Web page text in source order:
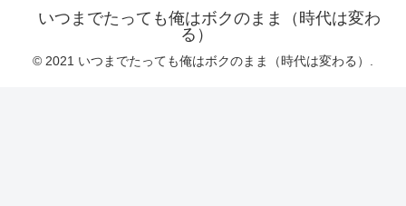
いつまでたっても俺はボクのまま（時代は変わ
る）
© 2021 いつまでたっても俺はボクのまま（時代は変わる）.